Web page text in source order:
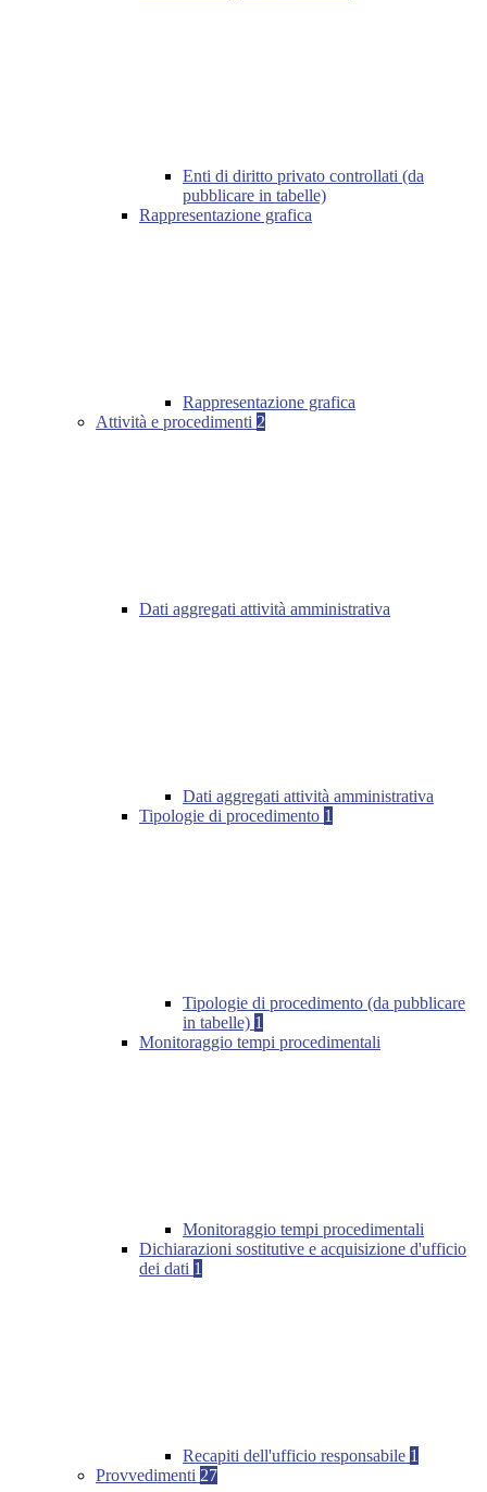
Enti di diritto privato controllati (da
pubblicare in tabelle)
Rappresentazione grafica
Rappresentazione grafica
Attività e procedimenti 2
Dati aggregati attività amministrativa
Dati aggregati attività amministrativa
Tipologie di procedimento 1
Tipologie di procedimento (da pubblicare
in tabelle) 1
Monitoraggio tempi procedimentali
Monitoraggio tempi procedimentali
Dichiarazioni sostitutive e acquisizione d'ufficio
dei dati 1
Recapiti dell'ufficio responsabile 1
Provvedimenti 27